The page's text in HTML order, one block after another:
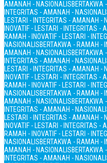
AMANAH - NASIONALISBERTAKWA
INTEGRITAS - AMANAH -
LESTARI - INTEGRITAS - AMANAH -
INOVATIF - LESTARI - INTEGRITAS
RAMAH - INOVATIF - LESTARI -
NASIONALISBERTAKWA - RAMAH -
AMANAH - NASIONALISBERTAKWA
INTEGRITAS - AMANAH -
LESTARI - INTEGRITAS - AMANAH -
INOVATIF - LESTARI - INTEGRITAS
RAMAH - INOVATIF - LESTARI -
NASIONALISBERTAKWA - RAMAH -
AMANAH - NASIONALISBERTAKWA
INTEGRITAS - AMANAH -
LESTARI - INTEGRITAS - AMANAH -
INOVATIF - LESTARI - INTEGRITAS
RAMAH - INOVATIF - LESTARI -
NASIONALISBERTAKWA - RAMAH -
AMANAH - NASIONALISBERTAKWA
INTEGRITAS - AMANAH -